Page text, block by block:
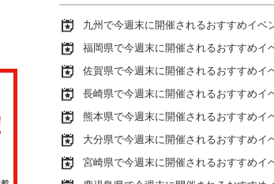
九州で今週末に開催されるおすすめイベ
福岡県で今週末に開催されるおすすめイ
佐賀県で今週末に開催されるおすすめイ
長崎県で今週末に開催されるおすすめイ
熊本県で今週末に開催されるおすすめイ
大分県で今週末に開催されるおすすめイ
宮崎県で今週末に開催されるおすすめイ